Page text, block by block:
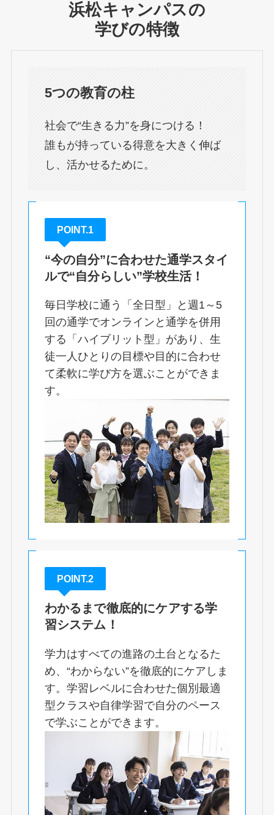
浜松キャンパスの
学びの特徴
5つの教育の柱
社会で“生きる力”を身につける！
誰もが持っている得意を大きく伸ば
し、活かせるために。
POINT.1
“今の自分”に合わせた通学スタイ
ルで“自分らしい”学校生活！
毎日学校に通う「全日型」と週1～5
回の通学でオンラインと通学を併用
する「ハイブリット型」があり、生
徒一人ひとりの目標や目的に合わせ
て柔軟に学び方を選ぶことができま
す。
POINT.2
わかるまで徹底的にケアする学
習システム！
学力はすべての進路の土台となるた
め、“わからない”を徹底的にケアしま
す。学習レベルに合わせた個別最適
型クラスや自律学習で自分のペース
で学ぶことができます。